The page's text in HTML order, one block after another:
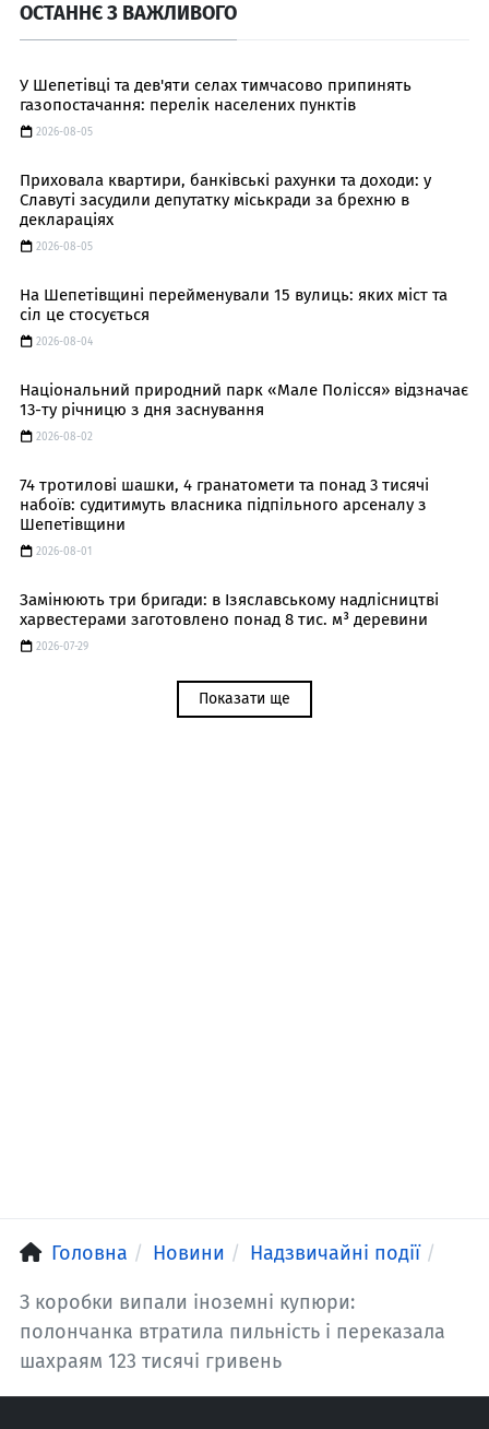
ОСТАННЄ З ВАЖЛИВОГО
У Шепетівці та дев'яти селах тимчасово припинять
газопостачання: перелік населених пунктів
2026-08-05
Приховала квартири, банківські рахунки та доходи: у
Славуті засудили депутатку міськради за брехню в
деклараціях
2026-08-05
На Шепетівщині перейменували 15 вулиць: яких міст та
сіл це стосується
2026-08-04
Національний природний парк «Мале Полісся» відзначає
13-ту річницю з дня заснування
2026-08-02
74 тротилові шашки, 4 гранатомети та понад 3 тисячі
набоїв: судитимуть власника підпільного арсеналу з
Шепетівщини
2026-08-01
Замінюють три бригади: в Ізяславському надлісництві
харвестерами заготовлено понад 8 тис. м³ деревини
2026-07-29
Показати ще
Головна Новини Надзвичайні події
З коробки випали іноземні купюри:
полончанка втратила пильність і переказала
шахраям 123 тисячі гривень